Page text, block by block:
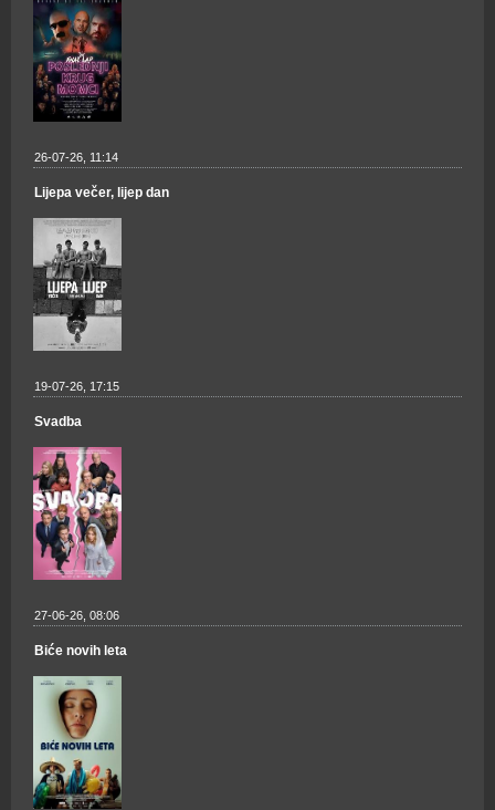
26-07-26, 11:14
Lijepa večer, lijep dan
19-07-26, 17:15
Svadba
27-06-26, 08:06
Biće novih leta